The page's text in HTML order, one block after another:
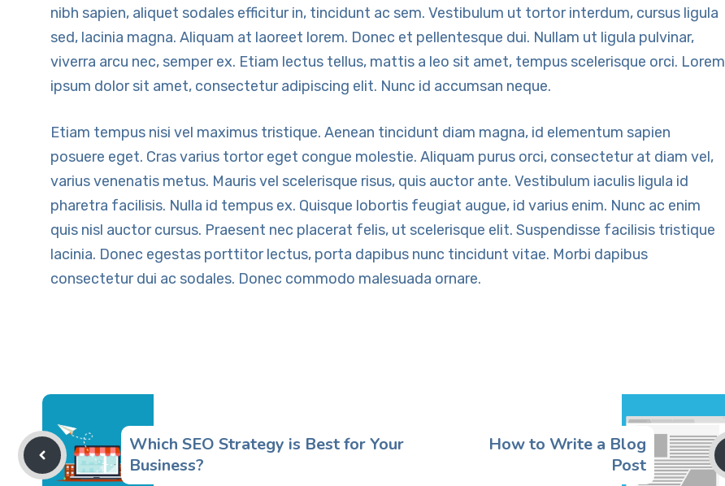
nibh sapien, aliquet sodales efficitur in, tincidunt ac sem. Vestibulum ut tortor interdum, cursus ligula
sed, lacinia magna. Aliquam at laoreet lorem. Donec et pellentesque dui. Nullam ut ligula pulvinar,
viverra arcu nec, semper ex. Etiam lectus tellus, mattis a leo sit amet, tempus scelerisque orci. Lorem
ipsum dolor sit amet, consectetur adipiscing elit. Nunc id accumsan neque.
Etiam tempus nisi vel maximus tristique. Aenean tincidunt diam magna, id elementum sapien
posuere eget. Cras varius tortor eget congue molestie. Aliquam purus orci, consectetur at diam vel,
varius venenatis metus. Mauris vel scelerisque risus, quis auctor ante. Vestibulum iaculis ligula id
pharetra facilisis. Nulla id tempus ex. Quisque lobortis feugiat augue, id varius enim. Nunc ac enim
quis nisl auctor cursus. Praesent nec placerat felis, ut scelerisque elit. Suspendisse facilisis tristique
lacinia. Donec egestas porttitor lectus, porta dapibus nunc tincidunt vitae. Morbi dapibus
consectetur dui ac sodales. Donec commodo malesuada ornare.
Which SEO Strategy is Best for Your
Business?
How to Write a Blog
Post